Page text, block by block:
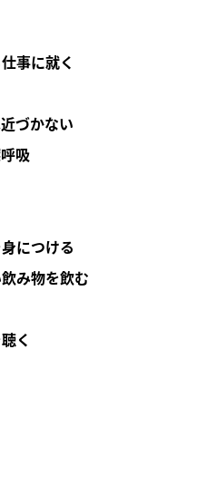
事に就く
づかない
吸
につける
み物を飲む
く